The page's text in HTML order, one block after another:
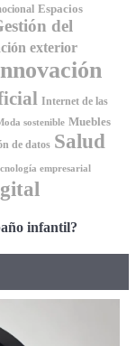
Espacios
del
exterior
Internet de las
sostenible Muebles
de datos Salud
empresarial
infantil?